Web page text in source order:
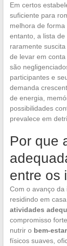
Em certos
suficiente para
melhora de
entanto, a lista de
raramente
de levar em
são
participantes e
demanda
de energia,
possibilidades
prevalece em
Por que
entre os
Com o avanço da
residindo em
atividades
compromisso
nutrir o bem-estar
físicos suaves,